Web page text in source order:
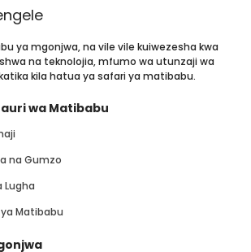
ya mgonjwa, na vile vile kuiwezesha kwa
na teknolojia, mfumo wa utunzaji wa
kila hatua ya safari ya matibabu.
wa Matibabu
na Gumzo
Lugha
Matibabu